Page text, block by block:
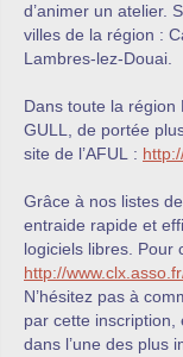
d’animer un atelier.
villes de la région :
Lambres-lez-Douai.
Dans toute la région
GULL, de portée
site de l’AFUL :
Grâce à nos listes
entraide rapide et
logiciels libres. Pour
http://
N’hésitez pas à
par cette inscription,
dans l’une des plus